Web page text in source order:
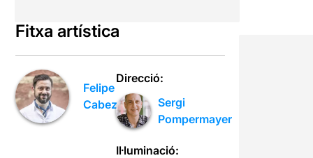
Fitxa artística
Felipe
Cabezas
Direcció:
Sergi
Pompermayer
Il·luminació: